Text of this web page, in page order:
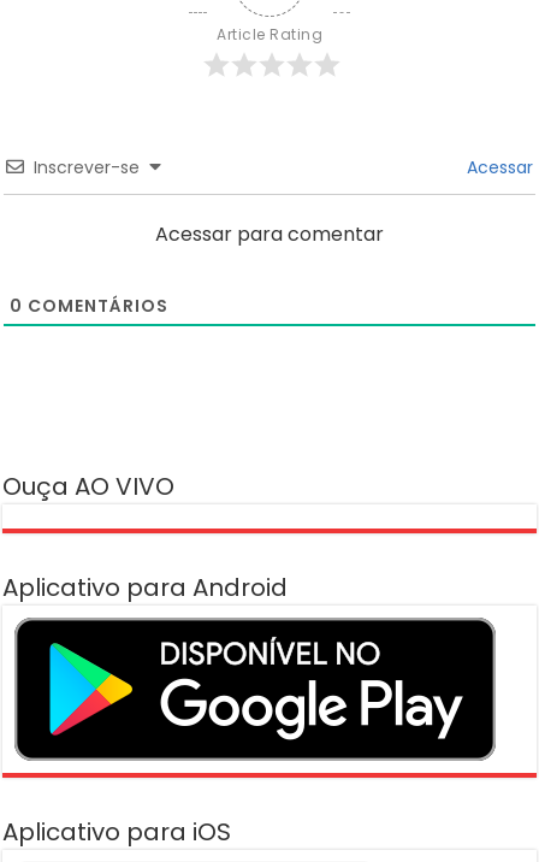
Article Rating
Inscrever-se Acessar
Acessar para comentar
0 COMENTÁRIOS
Ouça AO VIVO
Aplicativo para Android
Aplicativo para iOS